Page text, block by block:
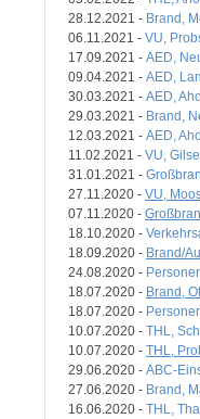
28.12.2021 - Brand,
06.11.2021 - VU,
17.09.2021 - AED,
09.04.2021 - AED,
30.03.2021 - AED,
29.03.2021 - Brand,
12.03.2021 - AED,
11.02.2021 - VU,
31.01.2021 -
27.11.2020 - VU,
07.11.2020 -
18.10.2020 -
18.09.2020 - Brand/
24.08.2020 -
18.07.2020 - Brand,
18.07.2020 -
10.07.2020 - THL,
10.07.2020 - THL,
29.06.2020 - ABC-
27.06.2020 - Brand,
16.06.2020 - THL,